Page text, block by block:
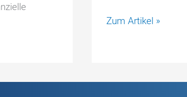
“Thermofenster”
stehen
Zum Artikel »